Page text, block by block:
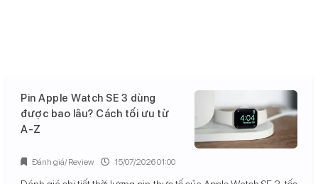
Pin Apple Watch SE 3 dùng
được bao lâu? Cách tối ưu từ
A-Z
Đánh giá/ Review 15/07/2026 01:00